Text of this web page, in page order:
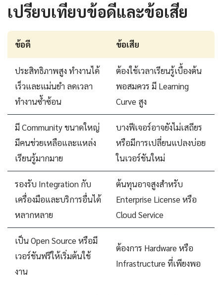
เปรียบเทียบข้อดีและข้อเสีย
ข้อดี ข้อเสีย
ประสิทธิภาพสูง ทำงานได้
เร็วและแม่นยำ ลดเวลา
ทำงานซ้ำซ้อน
ต้องใช้เวลาเรียนรู้เบื้องต้น
พอสมควร มี Learning
Curve สูง
มี Community ขนาดใหญ่
มีคนช่วยเหลือและแหล่ง
เรียนรู้มากมาย
บางฟีเจอร์อาจยังไม่เสถียร
หรือมีการเปลี่ยนแปลงบ่อย
ในเวอร์ชันใหม่
รองรับ Integration กับ
เครื่องมือและบริการอื่นได้
หลากหลาย
ต้นทุนอาจสูงสำหรับ
Enterprise License หรือ
Cloud Service
เป็น Open Source หรือมี
เวอร์ชันฟรีให้เริ่มต้นใช้
งาน
ต้องการ Hardware หรือ
Infrastructure ที่เพียงพอ